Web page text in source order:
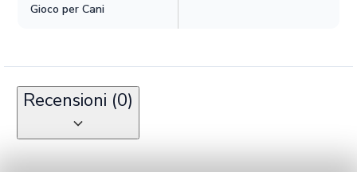
Gioco per Cani
Recensioni (0)